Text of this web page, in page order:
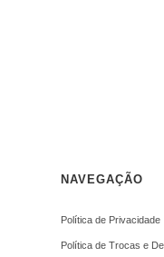
NAVEGAÇÃO
Política de Privacidade
Política de Trocas e